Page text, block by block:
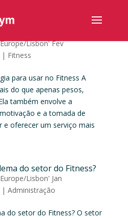
Lisbon' Fev
Fitness
para usar no Fitness A
do que apenas pesos,
também envolve a
e a tomada de
e oferecer um serviço mais
do setor do Fitness?
Lisbon' Jan
Administração
do setor do Fitness? O setor